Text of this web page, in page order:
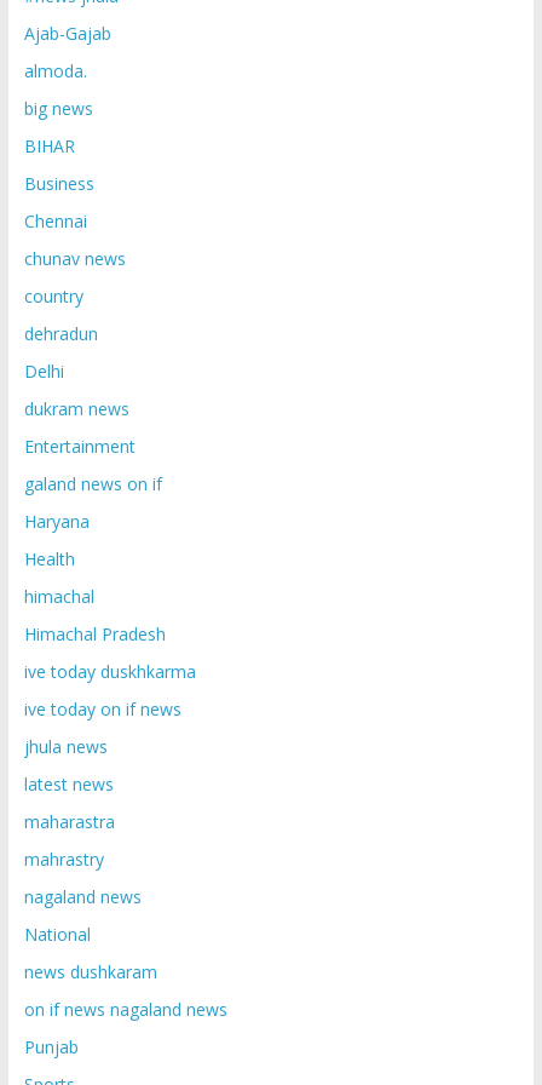
Ajab-Gajab
almoda.
big news
BIHAR
Business
Chennai
chunav news
country
dehradun
Delhi
dukram news
Entertainment
galand news on if
Haryana
Health
himachal
Himachal Pradesh
ive today duskhkarma
ive today on if news
jhula news
latest news
maharastra
mahrastry
nagaland news
National
news dushkaram
on if news nagaland news
Punjab